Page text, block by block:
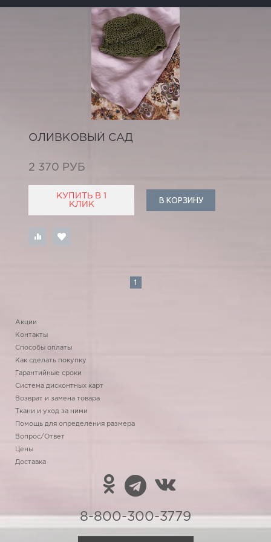
ОЛИВКОВЫЙ САД
2 370 РУБ
КУПИТЬ В 1
КЛИК
В КОРЗИНУ
1
Акции
Контакты
Способы оплаты
Как сделать покупку
Гарантийные сроки
Система дисконтных карт
Возврат и замена товара
Ткани и уход за ними
Помощь для определения размера
Вопрос/Ответ
Цены
Доставка
8-800-300-3779